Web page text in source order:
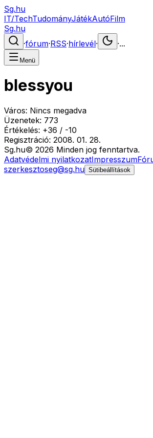
Sg.hu
IT/TechTudományJátékAutóFilm
Sg.hu
·fórum·RSS·hírlevél· ·...
Menü
blessyou
Város: Nincs megadva
Üzenetek: 773
Értékelés: +36 / -10
Regisztráció: 2008. 01. 28.
Sg.hu© 2026 Minden jog fenntartva.
Adatvédelmi nyilatkozatImpresszum
szerkesztoseg@sg.hu Sütibeállítások